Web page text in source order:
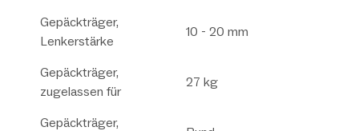
Gepäckträger,
Lenkerstärke
10 - 20 mm
Gepäckträger,
zugelassen für
27 kg
Gepäckträger,